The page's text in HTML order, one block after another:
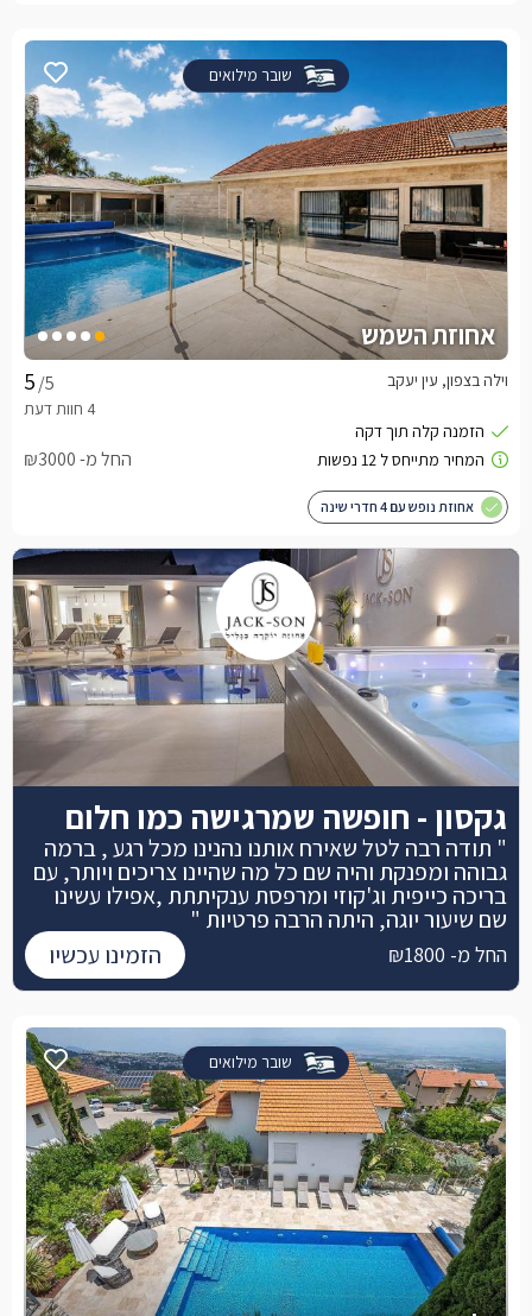
שובר מילואים
אחוזת השמש
/5 וילה בצפון, עין יעקב
החל מ- ₪3000
אחוזת נופש עם 4 חדרי שינה
שובר מילואים
גקסון - חופשה שמרגישה כמו חלום
" תודה רבה לטל שאירח אותנו נהנינו מכל רגע , ברמה
גבוהה ומפנקת והיה שם כל מה שהיינו צריכים ויותר, עם
בריכה כייפית וג'קוזי ומרפסת ענקיתתת ,אפילו עשינו
שם שיעור יוגה, היתה הרבה פרטיות "
החל מ- ₪1800 הזמינו עכשיו